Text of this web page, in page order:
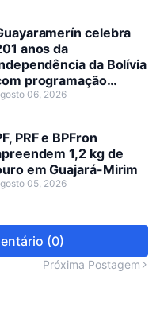
celebra
anos da
da Bolívia
programação
cultural
06, 2026
PRF e BPFron
1,2 kg de
em Guajará-Mirim
05, 2026
(0)
Próxima Postagem